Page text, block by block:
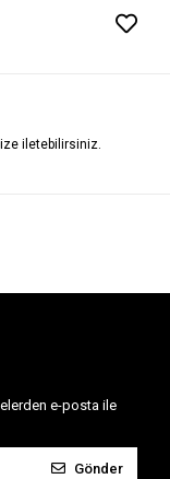
iletebilirsiniz.
e-posta ile
Gönder